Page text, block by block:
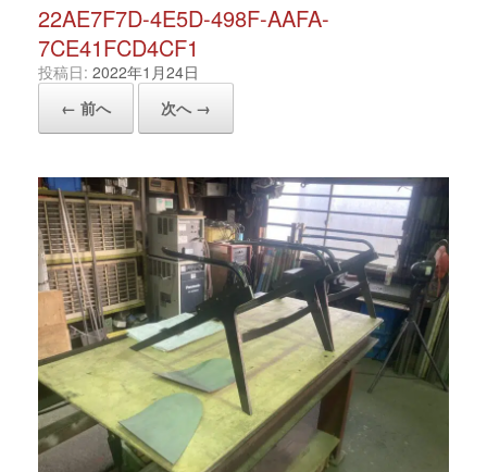
22AE7F7D-4E5D-498F-AAFA-
7CE41FCD4CF1
投稿日: 2022年1月24日
← 前へ
次へ →